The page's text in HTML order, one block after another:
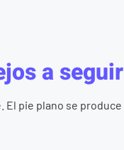
a seguir
El pie plano se produce